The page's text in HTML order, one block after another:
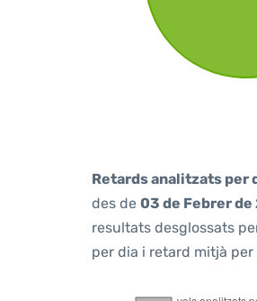
Retards analitzats per
des de 03 de Febrer de
resultats desglossats
per dia i retard mitjà per